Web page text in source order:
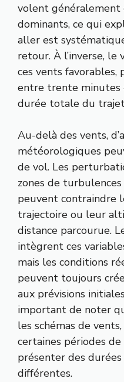
volent généralement
dominants, ce qui
aller est
retour. À l’inverse,
ces vents
entre trente minutes
durée totale du
Au-delà des vents,
météorologiques
de vol. Les
zones de
peuvent contraindre
trajectoire ou leur
distance parcourue.
intègrent ces
mais les conditions
peuvent toujours
aux prévisions
important de noter
les schémas de
certaines périodes de
présenter des
différentes.